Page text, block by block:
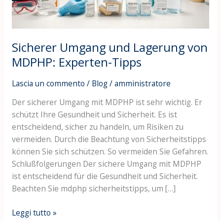
Sicherer Umgang und Lagerung von
MDPHP: Experten-Tipps
Lascia un commento / Blog/amministratore
Der sicherer Umgang mit MDPHP ist sehr wichtig. Er
schützt Ihre Gesundheit und Sicherheit. Es ist
entscheidend, sicher zu handeln, um Risiken zu
vermeiden. Durch die Beachtung von Sicherheitstipps
können Sie sich schützen. So vermeiden Sie Gefahren.
Schlußfolgerungen Der sichere Umgang mit MDPHP
ist entscheidend für die Gesundheit und Sicherheit.
Beachten Sie mdphp sicherheitstipps, um […]
Tipps
Leggi tutto »